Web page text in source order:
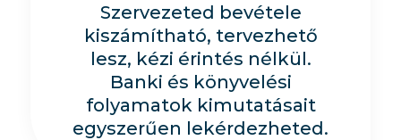
Szervezeted bevétele
kiszámítható, tervezhető
lesz, kézi érintés nélkül.
Banki és könyvelési
folyamatok kimutatásait
egyszerűen lekérdezheted.